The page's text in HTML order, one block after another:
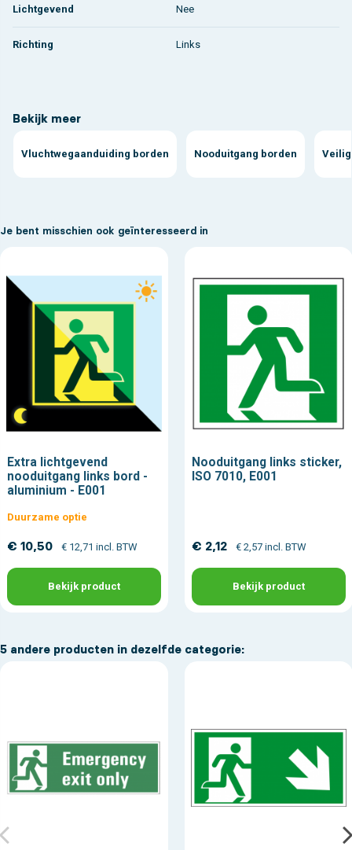
Lichtgevend Nee
Richting Links
Bekijk meer
Vluchtwegaanduiding borden Nooduitgang borden
Je bent misschien ook geïnteresseerd in
Extra lichtgevend
nooduitgang links bord -
aluminium - E001
Duurzame optie
€ 10,50 € 12,71 incl. BTW
Bekijk product
Nooduitgang links sticker,
ISO 7010, E001
€ 2,12 € 2,57 incl. BTW
Bekijk product
5 andere producten in dezelfde categorie: